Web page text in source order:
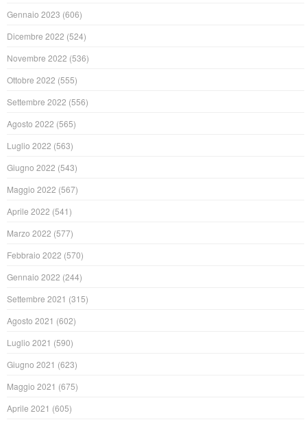
Gennaio 2023 (606)
Dicembre 2022 (524)
Novembre 2022 (536)
Ottobre 2022 (555)
Settembre 2022 (556)
Agosto 2022 (565)
Luglio 2022 (563)
Giugno 2022 (543)
Maggio 2022 (567)
Aprile 2022 (541)
Marzo 2022 (577)
Febbraio 2022 (570)
Gennaio 2022 (244)
Settembre 2021 (315)
Agosto 2021 (602)
Luglio 2021 (590)
Giugno 2021 (623)
Maggio 2021 (675)
Aprile 2021 (605)